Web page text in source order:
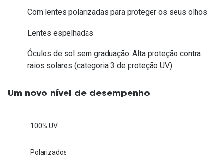
Com lentes polarizadas para proteger os seus olhos
Lentes espelhadas
Óculos de sol sem graduação. Alta proteção contra
raios solares (categoria 3 de proteção UV).
Um novo nível de desempenho
100% UV
Polarizados